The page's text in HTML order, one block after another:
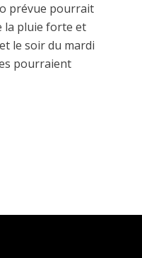
prévue pourrait
la pluie forte et
le soir du mardi
pourraient